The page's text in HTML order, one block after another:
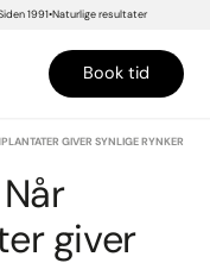
1991 Naturlige resultater
Book tid
GIVER SYNLIGE RYNKER
giver